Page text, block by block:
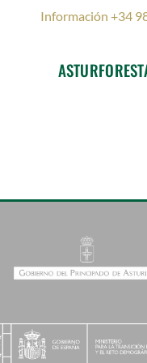
Información +34